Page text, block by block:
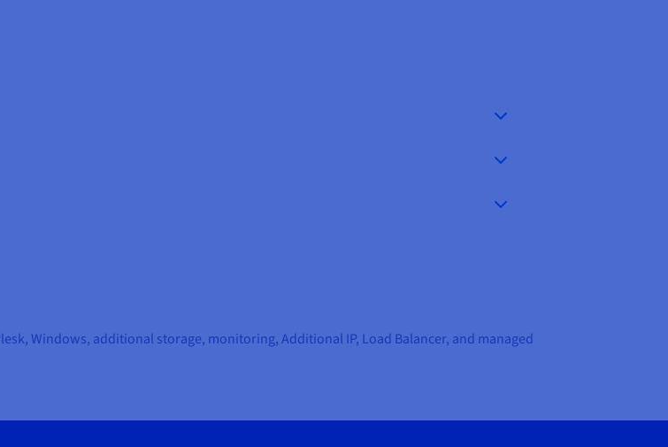
Windows, additional storage, monitoring, Additional IP, Load Balancer, and managed